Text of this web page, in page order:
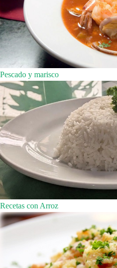
Pescado y marisco
Recetas con Arroz